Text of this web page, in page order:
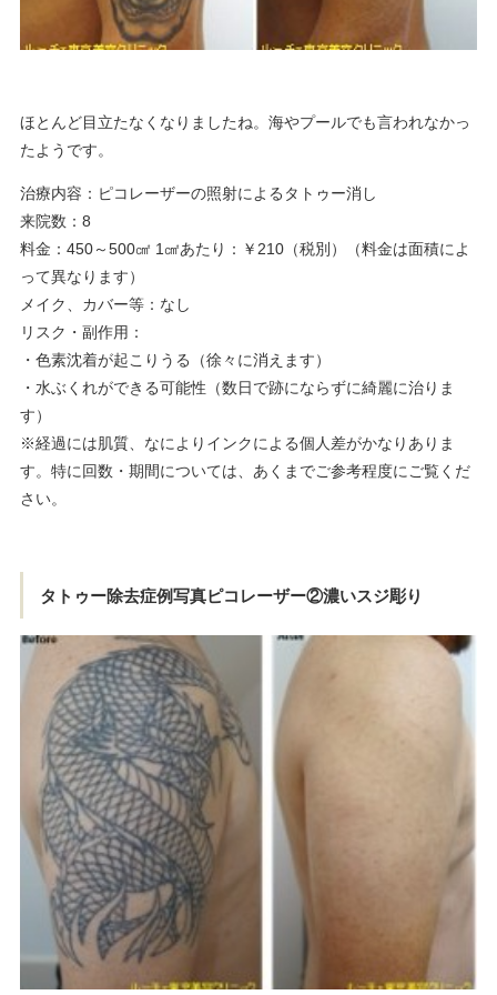
ほとんど目立たなくなりましたね。海やプールでも言われなかっ
たようです。
治療内容：ピコレーザーの照射によるタトゥー消し
来院数：8
料金：450～500㎠ 1㎠あたり：￥210（税別）（料金は面積によ
って異なります）
メイク、カバー等：なし
リスク・副作用：
・色素沈着が起こりうる（徐々に消えます）
・水ぶくれができる可能性（数日で跡にならずに綺麗に治りま
す）
※経過には肌質、なによりインクによる個人差がかなりありま
す。特に回数・期間については、あくまでご参考程度にご覧くだ
さい。
タトゥー除去症例写真ピコレーザー②濃いスジ彫り